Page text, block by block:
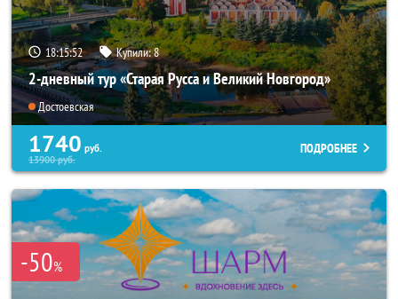
18:15:51 Купили:8
2-дневный тур «Старая Русса и Великий Новгород»
Достоевская
1740 руб.
13900руб.
ПОДРОБНЕЕ
-50%